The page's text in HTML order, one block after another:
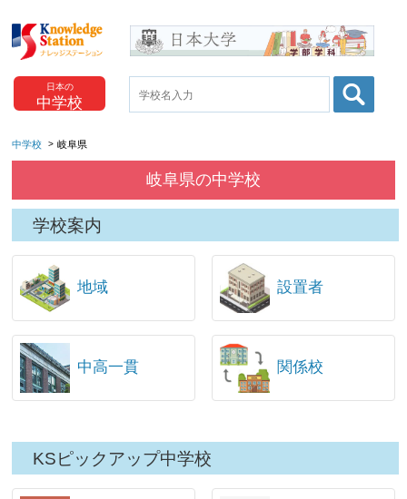
日本の
中学校
中学校 岐阜県
岐阜県の中学校
学校案内
地域 設置者
中高一貫 関係校
KSピックアップ中学校